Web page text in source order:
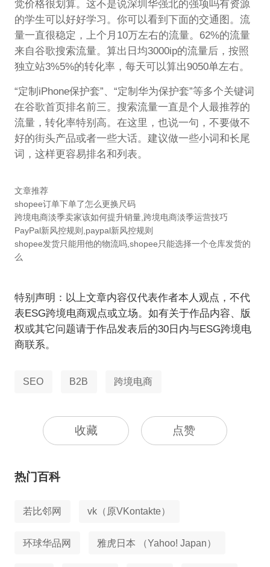
觉价格很划算。这不是说深圳华强北的强项吗有资源
的学生可以好好学习。你可以看到下面的交通图。流
量一直很稳定，上个月10万左右的流量。62%的流量
来自谷歌搜索流量。算出日均3000ip的流量后，按照
独立站3%5%的转化率，每天可以算出9050单左右。
“定制iPhone保护套”、“定制华为保护套”等多个关键词
在谷歌首页排名前三。搜索流量一直是个人最推荐的
流量，转化率特别高。在这里，也说一句，不要做不
好的街头产品或者一些大话。建议做一些小词和长尾
词，这样更容易排名和列表。
文章推荐
shopee订单下单了怎么更换尺码
跨境电商淡季卖家该如何提升销量,跨境电商淡季运营技巧
PayPal新风控规则,paypal新风控规则
shopee发货只能用他的物流吗,shopee只能选择一个仓库发货的
么
特别声明：以上文章内容仅代表作者本人观点，不代
表ESG跨境电商观点或立场。如有关于作品内容、版
权或其它问题请于作品发表后的30日内与ESG跨境电
商联系。
SEO B2B 跨境电商
收藏 点赞
热门百科
若比邻网 vk（原VKontakte）
环球华品网 雅虎日本 （Yahoo! Japan）